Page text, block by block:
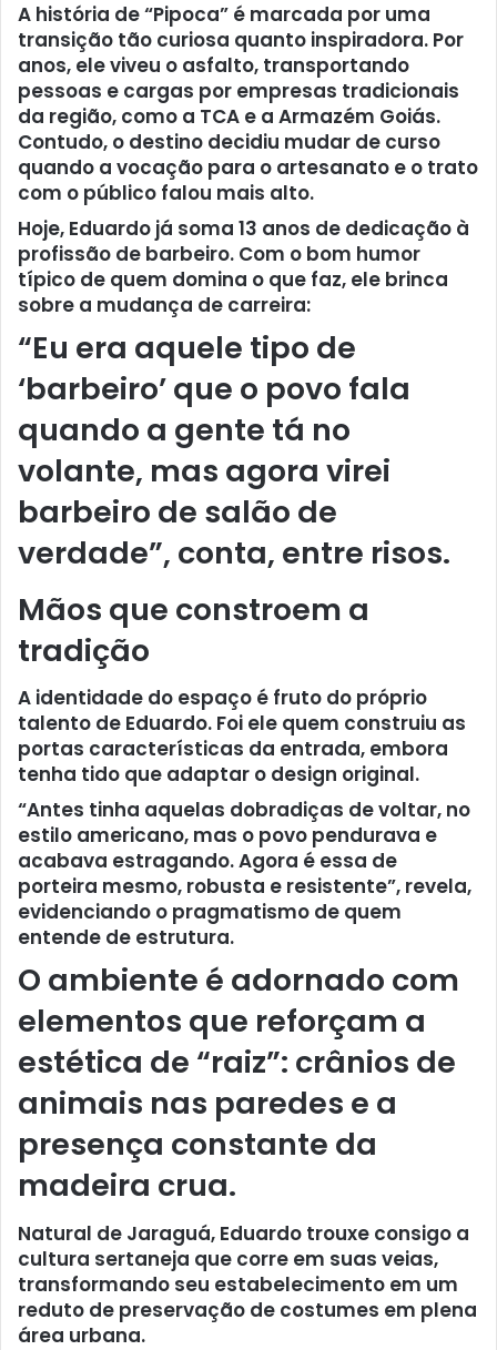
A história de “Pipoca” é marcada por uma
transição tão curiosa quanto inspiradora. Por
anos, ele viveu o asfalto, transportando
pessoas e cargas por empresas tradicionais
da região, como a TCA e a Armazém Goiás.
Contudo, o destino decidiu mudar de curso
quando a vocação para o artesanato e o trato
com o público falou mais alto.
Hoje, Eduardo já soma 13 anos de dedicação à
profissão de barbeiro. Com o bom humor
típico de quem domina o que faz, ele brinca
sobre a mudança de carreira:
“Eu era aquele tipo de
‘barbeiro’ que o povo fala
quando a gente tá no
volante, mas agora virei
barbeiro de salão de
verdade”, conta, entre risos.
Mãos que constroem a
tradição
A identidade do espaço é fruto do próprio
talento de Eduardo. Foi ele quem construiu as
portas características da entrada, embora
tenha tido que adaptar o design original.
“Antes tinha aquelas dobradiças de voltar, no
estilo americano, mas o povo pendurava e
acabava estragando. Agora é essa de
porteira mesmo, robusta e resistente”, revela,
evidenciando o pragmatismo de quem
entende de estrutura.
O ambiente é adornado com
elementos que reforçam a
estética de “raiz”: crânios de
animais nas paredes e a
presença constante da
madeira crua.
Natural de Jaraguá, Eduardo trouxe consigo a
cultura sertaneja que corre em suas veias,
transformando seu estabelecimento em um
reduto de preservação de costumes em plena
área urbana.